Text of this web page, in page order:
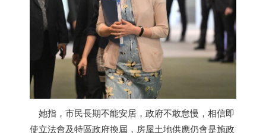
她指，市民長期不能安居，政府不敢怠慢，相信即
使立法會及特區政府換屆，房屋土地供應仍會是施政